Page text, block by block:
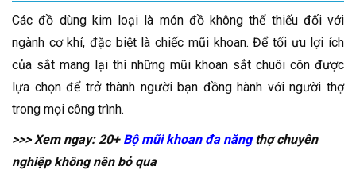
Các đồ dùng kim loại là món đồ không thể thiếu đối với
ngành cơ khí, đặc biệt là chiếc mũi khoan. Để tối ưu lợi ích
của sắt mang lại thì những mũi khoan sắt chuôi côn được
lựa chọn để trở thành người bạn đồng hành với người thợ
trong mọi công trình.
>>> Xem ngay: 20+ Bộ mũi khoan đa năngthợ chuyên
nghiệp không nên bỏ qua